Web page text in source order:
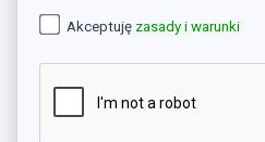
Akceptuję zasady i warunki